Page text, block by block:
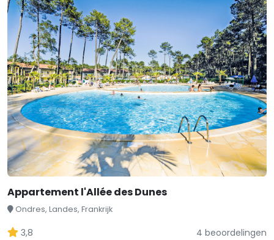
Appartement l'Allée des Dunes
Ondres, Landes, Frankrijk
3,8 4 beoordelingen